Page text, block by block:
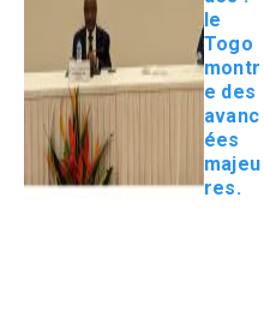
le
Togo
montr
e des
avanc
ées
majeu
res.